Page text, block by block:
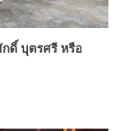
ดิ์ บุตรศรี หรือ